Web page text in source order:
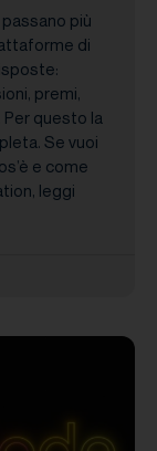
più
di
premi,
questo la
Se vuoi
e come
leggi